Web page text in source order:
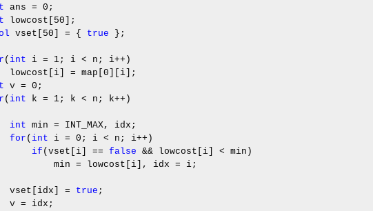
ans = 0 ;
lowcost[ 50 ];
vset[ 50 = { true };
( int i = 1; i < n; i++ )
= map[ 0 ][i];
v = 0 ;
( int k = 1; k < n; k++ )
int min = INT_MAX, idx;
for ( int i = 0 ; i < n; i++ )
if (vset[i] == false && lowcost[i] < min)
= lowcost[i], idx = i;
= true ;
= idx;